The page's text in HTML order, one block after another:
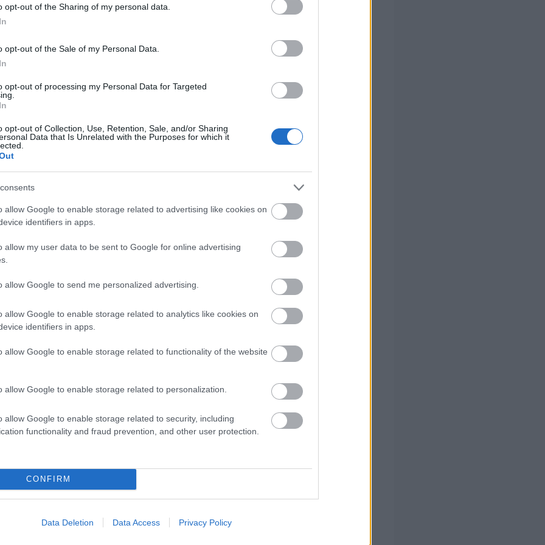
opt-out of the Sharing of my personal data.
opt-out of the Sale of my Personal Data.
opt-out of processing my Personal Data for Targeted
opt-out of Collection, Use, Retention, Sale, and/or Sharing
Data that Is Unrelated with the Purposes for which it
allow Google to enable storage related to advertising like cookies on
identifiers in apps.
allow my user data to be sent to Google for online advertising
allow Google to send me personalized advertising.
allow Google to enable storage related to analytics like cookies on
identifiers in apps.
allow Google to enable storage related to functionality of the website
allow Google to enable storage related to personalization.
allow Google to enable storage related to security, including
functionality and fraud prevention, and other user protection.
CONFIRM
Data Deletion Data Access Privacy Policy
η πιο Εύκολη Πιστοποίηση Υπολογιστών σε 2
όλες τις σημαντικές ειδήσεις.
proson.gr στα αποτελέσματα αναζήτησης της Google
Ειδήσεις
Σχολή: Νέος κανονισμός για δόκιμους – Τι αλλάζει σε
και πρακτική εκπαίδευση
846 ευρώ επιπλέον στη σύνταξη – Ποιοι δικαιούνται τα
συνταξιοδότησης για 8.000 ανέργους άνω των 55